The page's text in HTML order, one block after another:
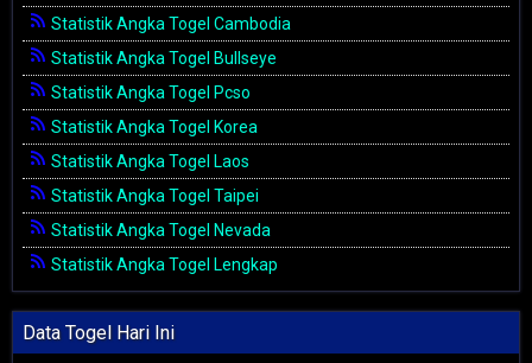
Statistik Angka Togel Cambodia
Statistik Angka Togel Bullseye
Statistik Angka Togel Pcso
Statistik Angka Togel Korea
Statistik Angka Togel Laos
Statistik Angka Togel Taipei
Statistik Angka Togel Nevada
Statistik Angka Togel Lengkap
Data Togel Hari Ini